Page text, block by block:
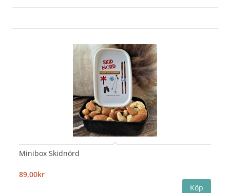
Minibox Skidnörd
89,00kr